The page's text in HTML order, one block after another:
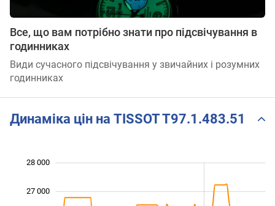
Все, що вам потрібно знати про підсвічування в
годинниках
Види сучасного підсвічування у звичайних і розумних
годинниках
Динаміка цін на TISSOT T97.1.483.51
28 000
27 000